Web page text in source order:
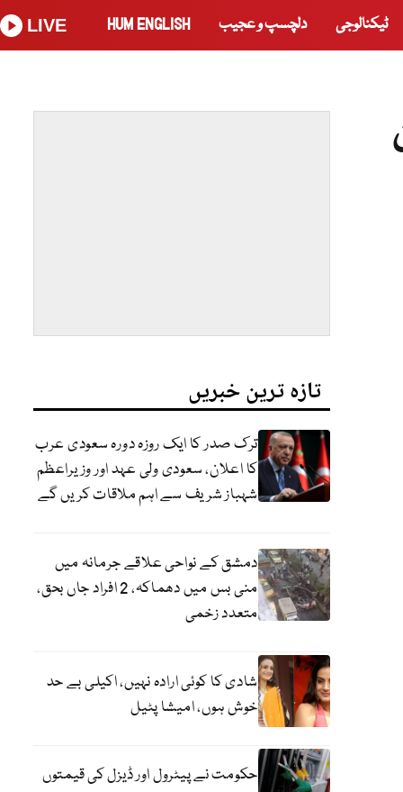
ٹیکنالوجی دلچسپ و عجیب HUM ENGLISH
LIVE
تازہ ترین خبریں
ترک صدر کا ایک روزہ دورہ سعودی عرب
کا اعلان، سعودی ولی عہد اور وزیراعظم
شہباز شریف سے اہم ملاقات کریں گے
دمشق کے نواحی علاقے جرمانہ میں
منی بس میں دھماکہ، 2 افراد جاں بحق،
متعدد زخمی
شادی کا کوئی ارادہ نہیں، اکیلی بے حد
خوش ہوں، امیشا پٹیل
حکومت نے پیٹرول اور ڈیزل کی قیمتوں